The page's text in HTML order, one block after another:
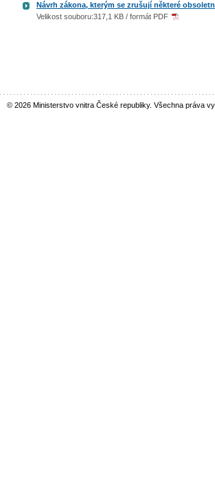
Návrh zákona, kterým se zrušují některé
Velikost souboru:317,1 KB / formát PDF
© 2026 Ministerstvo vnitra České republiky. Všechna práva